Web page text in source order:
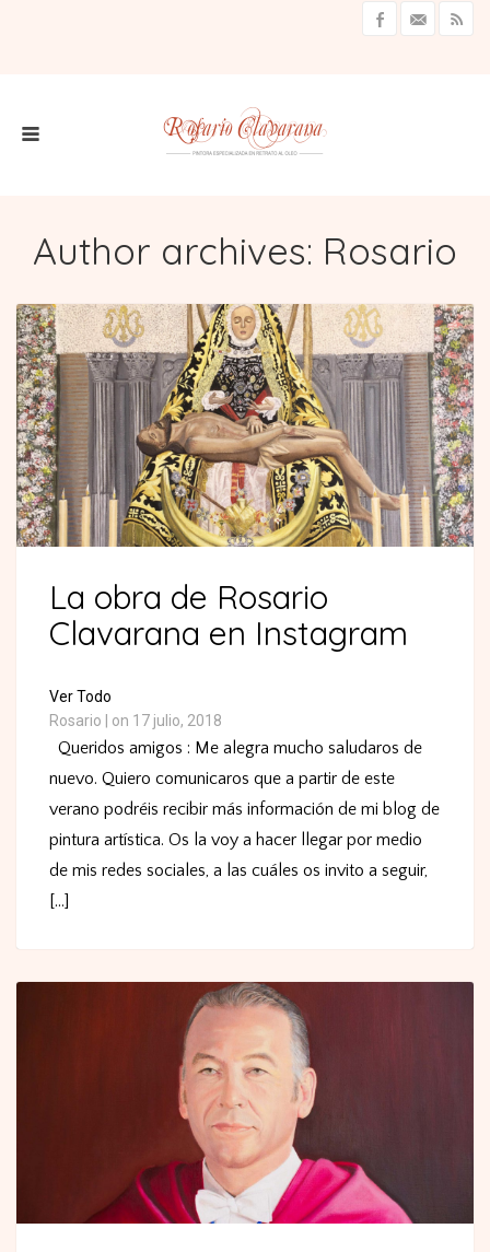
Author archives: Rosario
La obra de Rosario
Clavarana en Instagram
Ver Todo
Rosario | on 17 julio, 2018
Queridos amigos : Me alegra mucho saludaros de
nuevo. Quiero comunicaros que a partir de este
verano podréis recibir más información de mi blog de
pintura artística. Os la voy a hacer llegar por medio
de mis redes sociales, a las cuáles os invito a seguir,
[...]